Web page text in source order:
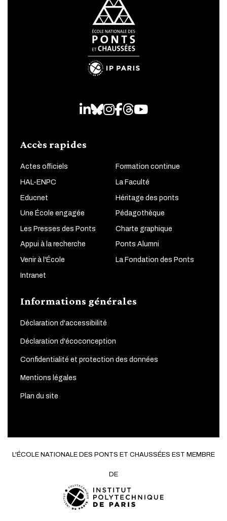
LinkedIn
Bluesky
Instagram
Facebook
Threads
Youtube
Accès rapides
Actes officiels Formation continue
HAL-ENPC La Faculté
Educnet Héritage des ponts
Une École engagée Pédagothèque
Les Presses des Ponts Charte graphique
Appui à la recherche Ponts Alumni
Venir à l'École La Fondation des Ponts
Intranet
Informations générales
Déclaration d'accessibilité
Déclaration d'écoconception
Confidentialité et protection des données
Mentions légales
Plan du site
L'ÉCOLE NATIONALE DES PONTS ET CHAUSSÉES EST MEMBRE
DE